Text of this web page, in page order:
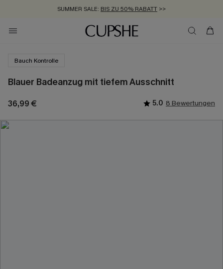
SUMMER SALE: BIS ZU 50% RABATT >>
ZUM NEWSLETTER:BIS ZU -20% EXTRA ERHALTEN
KOSTENLOSER VERSAND AB 89 €
Bauch Kontrolle
Blauer Badeanzug mit tiefem Ausschnitt
36,99 € 5.0 8 Bewertungen